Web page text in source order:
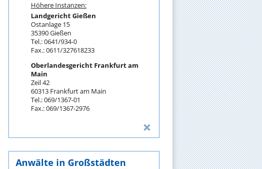
Höhere Instanzen:
Landgericht Gießen
Ostanlage 15
35390 Gießen
Tel.: 0641/934-0
Fax.: 0611/327618233
Oberlandesgericht Frankfurt am
Main
Zeil 42
60313 Frankfurt am Main
Tel.: 069/1367-01
Fax.: 069/1367-2976
Anwälte in Großstädten